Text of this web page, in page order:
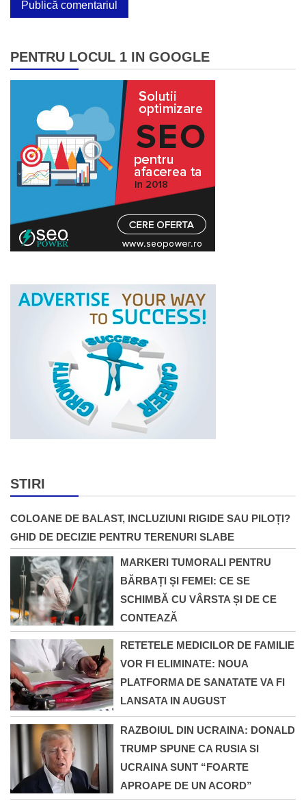
PENTRU LOCUL 1 IN GOOGLE
STIRI
COLOANE DE BALAST, INCLUZIUNI RIGIDE SAU PILOȚI?
GHID DE DECIZIE PENTRU TERENURI SLABE
MARKERI TUMORALI PENTRU
BĂRBAȚI ȘI FEMEI: CE SE
SCHIMBĂ CU VÂRSTA ȘI DE CE
CONTEAZĂ
RETETELE MEDICILOR DE FAMILIE
VOR FI ELIMINATE: NOUA
PLATFORMA DE SANATATE VA FI
LANSATA IN AUGUST
RAZBOIUL DIN UCRAINA: DONALD
TRUMP SPUNE CA RUSIA SI
UCRAINA SUNT “FOARTE
APROAPE DE UN ACORD”